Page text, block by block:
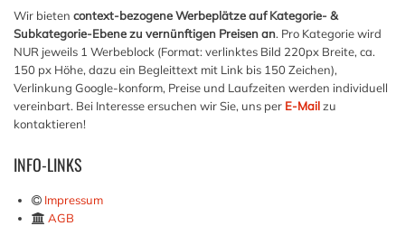
Wir bieten context-bezogene Werbeplätze auf Kategorie- &
Subkategorie-Ebene zu vernünftigen Preisen an. Pro Kategorie wird
NUR jeweils 1 Werbeblock (Format: verlinktes Bild 220px Breite, ca.
150 px Höhe, dazu ein Begleittext mit Link bis 150 Zeichen),
Verlinkung Google-konform, Preise und Laufzeiten werden individuell
vereinbart. Bei Interesse ersuchen wir Sie, uns per E-Mailzu
kontaktieren!
INFO-LINKS
Impressum
AGB